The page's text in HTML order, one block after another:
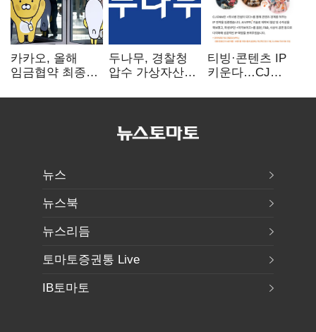
카카오, 올해
임금협약 최종
인상·격려금
두나무, 경찰청
압수 가상자산
커스터디 사업
티빙·콘텐츠 IP
키운다…CJ
글로벌 확장 가속
뉴스
뉴스북
뉴스리듬
토마토증권통 Live
IB토마토